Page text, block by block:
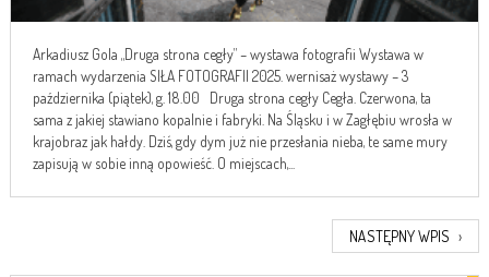
Arkadiusz Gola „Druga strona cegły” – wystawa fotografii Wystawa w
ramach wydarzenia SIŁA FOTOGRAFII 2025. wernisaż wystawy – 3
października (piątek), g. 18.00 Druga strona cegły Cegła. Czerwona, ta
sama z jakiej stawiano kopalnie i fabryki. Na Śląsku i w Zagłębiu wrosła w
krajobraz jak hałdy. Dziś, gdy dym już nie przesłania nieba, te same mury
zapisują w sobie inną opowieść. O miejscach,...
NASTĘPNY WPIS ›